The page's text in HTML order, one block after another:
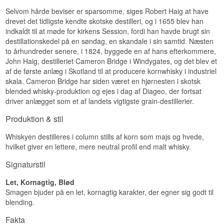
Lyt til vores podcast:
Aftappet: 2023
Antal flasker: 306
EAN nr.: 5024720862583
Smagsprofil
Nøddet · Tør · Krydret · Salt · Kraftfuld
Vidste du at?
Amontillado begynder som fino under en flor af
gær og fortsætter som oxidativ lagring, når floren
Se hele vores udvalg af
Cameronbridge
Se hele vores udvalg afThe Coopers Choice
afslutning.
Specifikationer
Navn: Cameronbridge Spiritualist Harmony
1991/2020 Old Particular 28 år Single Grain
Scotch Whisky 52,6%
Destilleri: Cameronbridge
Aftapper: Douglas Laing
Region/Land: Lowlands, Skotland
Type: Single Grain Scotch Whisky
Alder: 28 år
Naturlig farve: Ja
Destilleret: Oktober 1991
Smagsprofil
Selvom hårde beviser er sparsomme, siges Robert Haig at have
drevet det tidligste kendte skotske destilleri, og i 1655 blev han
indkaldt til at møde for kirkens Session, fordi han havde brugt sin
destillationskedel på en søndag, en skandale i sin samtid. Næsten
to århundreder senere, i 1824, byggede en af hans efterkommere,
John Haig, destilleriet Cameron Bridge i Windygates, og det blev et
af de første anlæg i Skotland til at producere kornwhisky i industriel
skala. Cameron Bridge har siden været en hjørnesten i skotsk
blended whisky-produktion og ejes i dag af Diageo, der fortsat
driver anlægget som et af landets vigtigste grain-destillerier.
Produktion & stil
Whiskyen destilleres i column stills af korn som majs og hvede,
hvilket giver en lettere, mere neutral profil end malt whisky.
Signaturstil
Let, Kornagtig, Blød
Smagen bjuder på en let, kornagtig karakter, der egner sig godt til
blending.
Fakta